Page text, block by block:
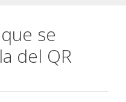
se
del QR